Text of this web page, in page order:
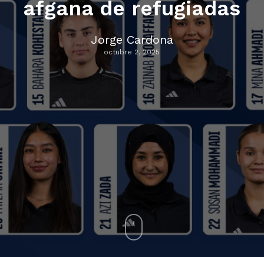
afgana de refugiadas
Jorge Cardona
octubre 2, 2025